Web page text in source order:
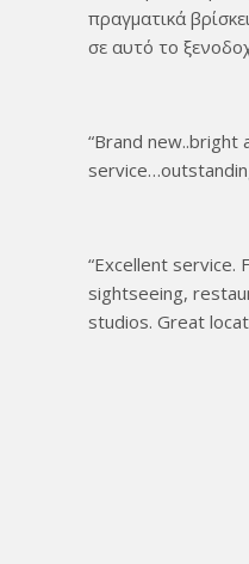
πραγματικά
σε αυτό το
Brand new..bright
Excellent service.
sightseeing,
studios. Great